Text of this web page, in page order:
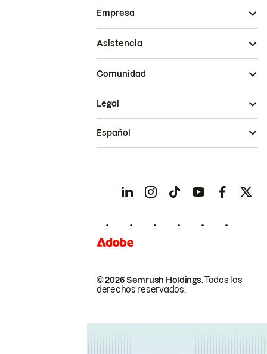
Empresa
Asistencia
Comunidad
© 2026 Semrush Holdings.Todos los
derechos reservados.
Legal
Español